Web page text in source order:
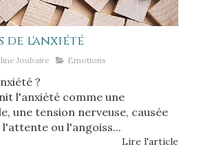
de l'anxiété
Joubaire Emotions
?
l'anxiété comme une
une tension nerveuse, causée
ou l'angoiss...
Lire l'article